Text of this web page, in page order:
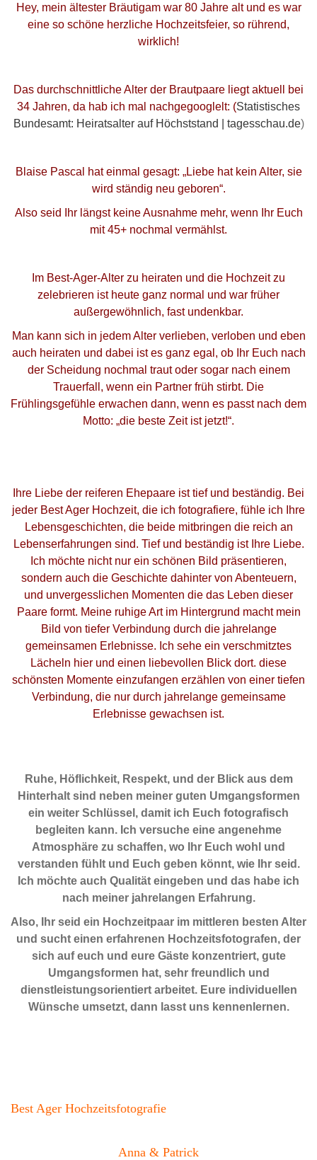
Hey, mein ältester Bräutigam war 80 Jahre alt und es war
eine so schöne herzliche Hochzeitsfeier, so rührend,
wirklich!
Das durchschnittliche Alter der Brautpaare liegt aktuell bei
34 Jahren, da hab ich mal nachgegooglelt: (Statistisches
Bundesamt: Heiratsalter auf Höchststand | tagesschau.de)
Blaise Pascal hat einmal gesagt: „Liebe hat kein Alter, sie
wird ständig neu geboren“.
Also seid Ihr längst keine Ausnahme mehr, wenn Ihr Euch
mit 45+ nochmal vermählst.
Im Best-Ager-Alter zu heiraten und die Hochzeit zu
zelebrieren ist heute ganz normal und war früher
außergewöhnlich, fast undenkbar.
Man kann sich in jedem Alter verlieben, verloben und eben
auch heiraten und dabei ist es ganz egal, ob Ihr Euch nach
der Scheidung nochmal traut oder sogar nach einem
Trauerfall, wenn ein Partner früh stirbt. Die
Frühlingsgefühle erwachen dann, wenn es passt nach dem
Motto: „die beste Zeit ist jetzt!“.
Ihre Liebe der reiferen Ehepaare ist tief und beständig. Bei
jeder Best Ager Hochzeit, die ich fotografiere, fühle ich Ihre
Lebensgeschichten, die beide mitbringen die reich an
Lebenserfahrungen sind. Tief und beständig ist Ihre Liebe.
Ich möchte nicht nur ein schönen Bild präsentieren,
sondern auch die Geschichte dahinter von Abenteuern,
und unvergesslichen Momenten die das Leben dieser
Paare formt. Meine ruhige Art im Hintergrund macht mein
Bild von tiefer Verbindung durch die jahrelange
gemeinsamen Erlebnisse. Ich sehe ein verschmitztes
Lächeln hier und einen liebevollen Blick dort. diese
schönsten Momente einzufangen erzählen von einer tiefen
Verbindung, die nur durch jahrelange gemeinsame
Erlebnisse gewachsen ist.
Ruhe, Höflichkeit, Respekt, und der Blick aus dem
Hinterhalt sind neben meiner guten Umgangsformen
ein weiter Schlüssel, damit ich Euch fotografisch
begleiten kann. Ich versuche eine angenehme
Atmosphäre zu schaffen, wo Ihr Euch wohl und
verstanden fühlt und Euch geben könnt, wie Ihr seid.
Ich möchte auch Qualität eingeben und das habe ich
nach meiner jahrelangen Erfahrung.
Also, Ihr seid ein Hochzeitpaar im mittleren besten Alter
und sucht einen erfahrenen Hochzeitsfotografen, der
sich auf euch und eure Gäste konzentriert, gute
Umgangsformen hat, sehr freundlich und
dienstleistungsorientiert arbeitet. Eure individuellen
Wünsche umsetzt, dann lasst uns kennenlernen.
Best Ager Hochzeitsfotografie
Anna & Patrick